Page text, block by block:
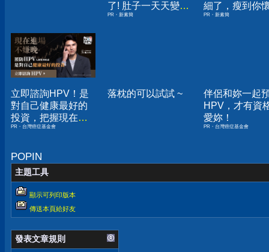
了! 肚子一天天變
小！
PR・新素簡
細了，瘦到你
人生
PR・新素簡
立即諮詢HPV！是
對自己健康最好的
投資，把握現在不
嫌晚！
PR・台灣癌症基金會
落枕的可以試試 ~
伴侶和妳一起
HPV，才有資
愛妳！
PR・台灣癌症基金會
POPIN
主題工具
顯示可列印版本
傳送本頁給好友
發表文章規則